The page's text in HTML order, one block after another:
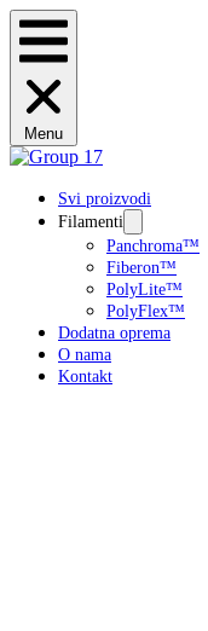
Menu
Svi proizvodi
Filamenti
Panchroma™
Fiberon™
PolyLite™
PolyFlex™
Dodatna oprema
O nama
Kontakt